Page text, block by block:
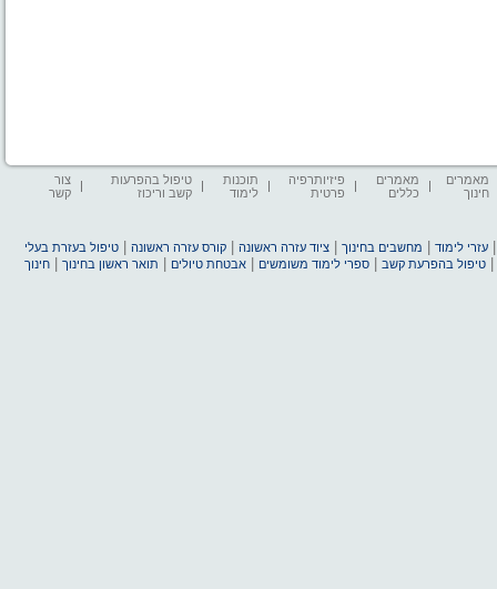
מאמרים
חינוך
מאמרים
כללים
פיזיותרפיה
פרטית
תוכנות
לימוד
טיפול בהפרעות
קשב וריכוז
צור
קשר
עזרי לימוד מחשבים בחינוך |ציוד עזרה ראשונה |קורס עזרה ראשונה |טיפול בעזרת בעלי
|טיפול בהפרעת קשב |ספרי לימוד משומשים |אבטחת טיולים תואר ראשון בחינוך |חינוך